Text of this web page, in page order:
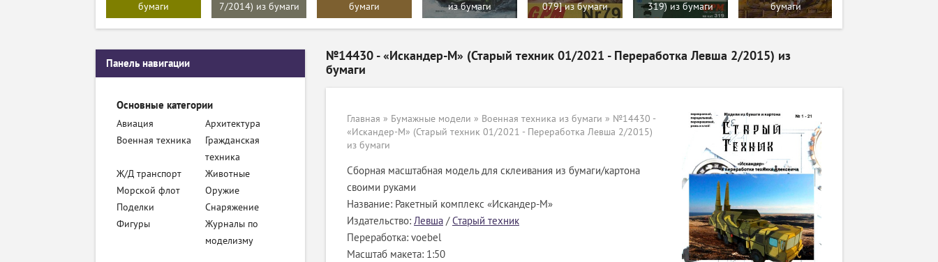
бумаги
7/2014) из бумаги
бумаги
из бумаги
079] из бумаги
319) из бумаги
бумаги
№14430 - «Искандер-М» (Старый техник 01/2021 - Переработка Левша 2/2015) из
бумаги
Главная » Бумажные модели » Военная техника из бумаги » №14430 -
«Искандер-М» (Старый техник 01/2021 - Переработка Левша 2/2015)
из бумаги
Сборная масштабная модель для склеивания из бумаги/картона
своими руками
Название: Ракетный комплекс «Искандер-М»
Издательство: Левша /Старый техник
Переработка: voebel
Масштаб макета: 1:50
Панель навигации
Основные категории
Авиация
Архитектура
Военная техника
Гражданская
техника
Ж/Д транспорт
Животные
Морской флот
Оружие
Поделки
Снаряжение
Фигуры
Журналы по
моделизму